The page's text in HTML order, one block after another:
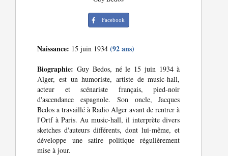
Facebook
Naissance: 15 juin 1934(92 ans)
Biographie: Guy Bedos, né le 15 juin 1934 à
Alger, est un humoriste, artiste de music-hall,
acteur et scénariste français, pied-noir
d'ascendance espagnole. Son oncle, Jacques
Bedos a travaillé à Radio Alger avant de rentrer à
l'Ortf à Paris. Au music-hall, il interprète divers
sketches d'auteurs différents, dont lui-même, et
développe une satire politique régulièrement
mise à jour.